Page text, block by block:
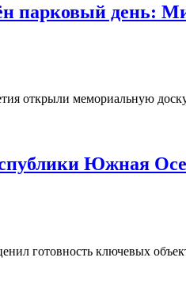
день:
Южная